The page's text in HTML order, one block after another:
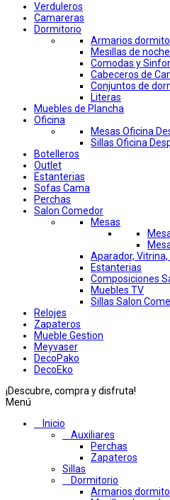
Verduleros
Camareras
Dormitorio
Armarios
Mesillas de noche
Comodas y
Cabeceros de
Conjuntos de
Literas
Muebles de Plancha
Oficina
Mesas Oficina
Sillas Oficina
Botelleros
Outlet
Estanterias
Sofas Cama
Perchas
Salon Comedor
Mesas
Aparador, Vitrina,
Estanterias
Composiciones
Muebles TV
Sillas Salon
Relojes
Zapateros
Mueble Gestion
Meyvaser
DecoPako
DecoEko
¡Descubre, compra y disfruta!
Menú
Inicio
Auxiliares
Perchas
Zapateros
Sillas
Dormitorio
Armarios